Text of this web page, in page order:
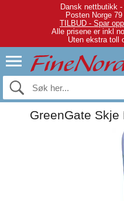
Dansk nettbutikk
Posten Norge
TILBUD - Spar
Alle prisene er inkl
Uten ekstra toll
GreenGate